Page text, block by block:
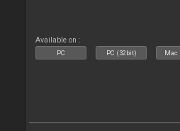
Available on :
PC PC (32bit) Mac